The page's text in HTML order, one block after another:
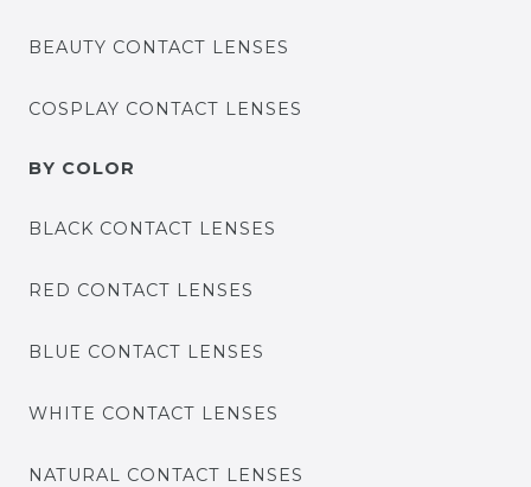
BEAUTY CONTACT LENSES
COSPLAY CONTACT LENSES
BY COLOR
BLACK CONTACT LENSES
RED CONTACT LENSES
BLUE CONTACT LENSES
WHITE CONTACT LENSES
NATURAL CONTACT LENSES